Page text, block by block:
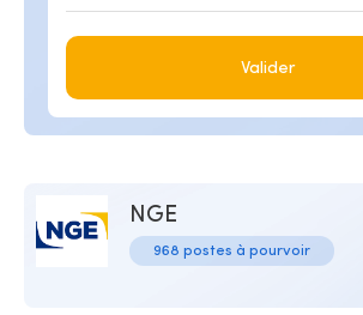
Valider
NGE
968 postes à pourvoir